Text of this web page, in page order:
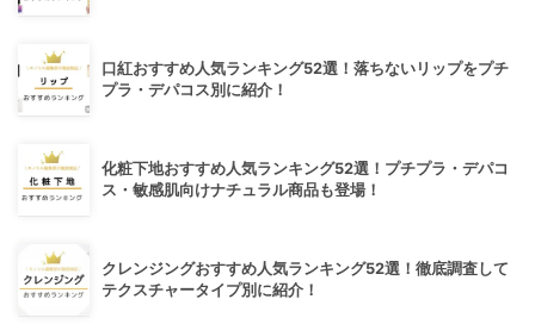
口紅おすすめ人気ランキング52選！落ちないリップをプチ
プラ・デパコス別に紹介！
化粧下地おすすめ人気ランキング52選！プチプラ・デパコ
ス・敏感肌向けナチュラル商品も登場！
クレンジングおすすめ人気ランキング52選！徹底調査して
テクスチャータイプ別に紹介！